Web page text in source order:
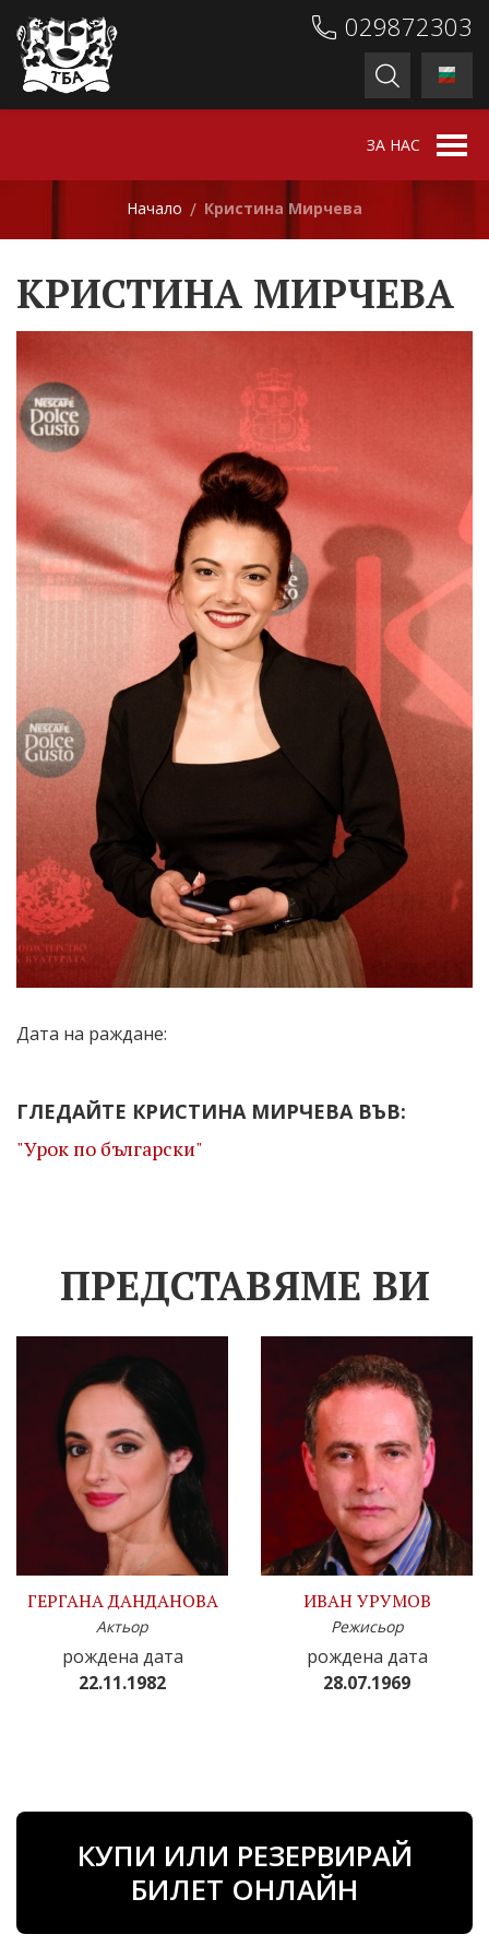
029872303
ЗА НАС
Начало / Кристина Мирчева
КРИСТИНА МИРЧЕВА
Дата на раждане:
ГЛЕДАЙТЕ КРИСТИНА МИРЧЕВА ВЪВ:
"Урок по български"
ПРЕДСТАВЯМЕ ВИ
ГЕРГАНА ДАНДАНОВА
Актьор
рождена дата
22.11.1982
ИВАН УРУМОВ
Режисьор
рождена дата
28.07.1969
КУПИ ИЛИ РЕЗЕРВИРАЙ
БИЛЕТ ОНЛАЙН